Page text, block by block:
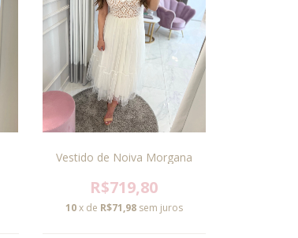
Vestido de Noiva Morgana
R$719,80
10x de R$71,98 sem juros